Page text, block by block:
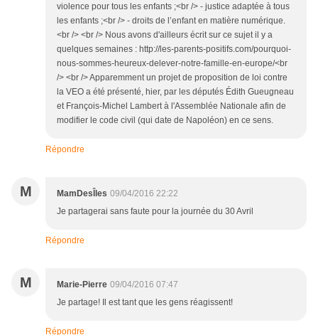
violence pour tous les enfants ;<br /> - justice adaptée à tous
les enfants ;<br /> - droits de l’enfant en matière numérique.
<br /> <br /> Nous avons d'ailleurs écrit sur ce sujet il y a
quelques semaines : http://les-parents-positifs.com/pourquoi-
nous-sommes-heureux-delever-notre-famille-en-europe/<br
/> <br /> Apparemment un projet de proposition de loi contre
la VEO a été présenté, hier, par les députés Édith Gueugneau
et François-Michel Lambert à l'Assemblée Nationale afin de
modifier le code civil (qui date de Napoléon) en ce sens.
Répondre
M MamDesÎles 09/04/2016 22:22
Je partagerai sans faute pour la journée du 30 Avril
Répondre
M Marie-Pierre 09/04/2016 07:47
Je partage! Il est tant que les gens réagissent!
Répondre